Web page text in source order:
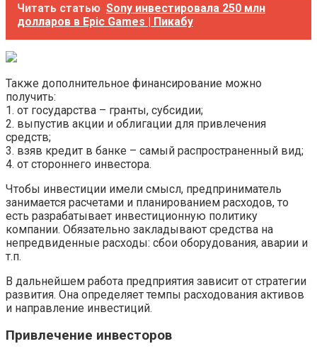
Читать статью Sony инвестировала 250 млн
долларов в Epic Games | Пикабу
Также дополнительное финансирование можно
получить:
1. от государства – гранты, субсидии;
2. выпустив акции и облигации для привлечения
средств;
3. взяв кредит в банке – самый распространенный вид;
4. от стороннего инвестора.
Чтобы инвестиции имели смысл, предприниматель
занимается расчетами и планированием расходов, то
есть разрабатывает инвестиционную политику
компании. Обязательно закладывают средства на
непредвиденные расходы: сбои оборудования, аварии и
т.п.
В дальнейшем работа предприятия зависит от стратегии
развития. Она определяет темпы расходования активов
и направление инвестиций.
Привлечение инвесторов